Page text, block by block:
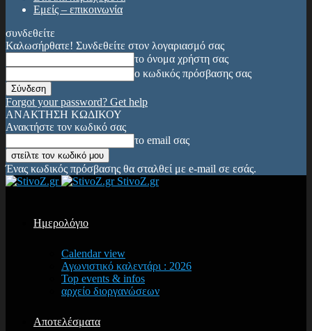
Εμείς – επικοινωνία
συνδεθείτε
Καλωσήρθατε! Συνδεθείτε στον λογαριασμό σας
το όνομα χρήστη σας
ο κωδικός πρόσβασης σας
Forgot your password? Get help
ΑΝΑΚΤΗΣΗ ΚΩΔΙΚΟΥ
Ανακτήστε τον κωδικό σας
το email σας
Ένας κωδικός πρόσβασης θα σταλθεί με e-mail σε εσάς.
StivoZ.gr
Ημερολόγιο
Calendar view
Αγωνιστικό καλεντάρι : 2026
Top events & infos
αρχείο διοργανώσεων
Αποτελέσματα